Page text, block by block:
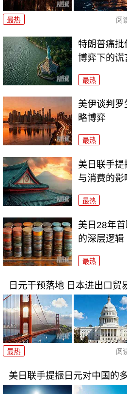
最热 阅
特朗普痛批
博弈下的谎
最热
美伊谈判
略博弈
最热
美日联手
与消费的影
最热
美日28年
的深层逻辑
最热
日元干预落地 日本进出口贸
最热 阅
美日联手提振日元对中国的